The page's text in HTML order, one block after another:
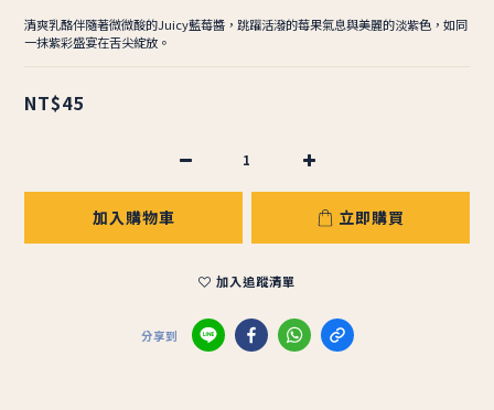
清爽乳酪伴隨著微微酸的Juicy藍莓醬，跳躍活潑的莓果氣息與美麗的淡紫色，如同
一抹紫彩盛宴在舌尖綻放。
NT$45
加入購物車 立即購買
加入追蹤清單
分享到